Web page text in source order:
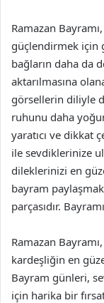
Ramazan
güçlendirmek için
bağların daha da
aktarılmasına
görsellerin diliyle
ruhunu daha
yaratıcı ve dikkat
ile sevdiklerinize
dileklerinizi en
bayram
parçasıdır.
Ramazan
kardeşliğin en
Bayram günleri,
için harika bir